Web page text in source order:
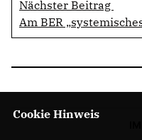
Nächster Beitrag
Am BER
Cookie Hinweis